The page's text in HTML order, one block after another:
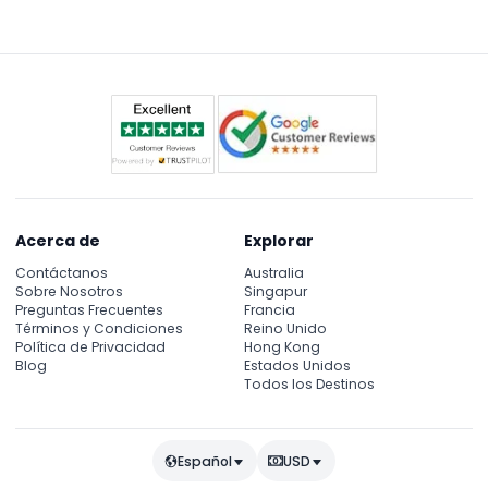
un día completo de diversión familiar.
Acerca de
Contáctanos
Sobre Nosotros
Preguntas Frecuentes
Términos y Condiciones
Política de Privacidad
Blog
Explorar
Australia
Singapur
Francia
Reino Unido
Hong Kong
Estados Unidos
Todos los Destinos
Español USD